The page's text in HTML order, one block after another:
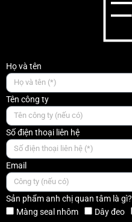
Họ và tên
Tên công ty
Số điện thoại liên hệ
Email
Sản phẩm anh chị quan tâm là gì?
Màng seal nhôm
Dây đeo